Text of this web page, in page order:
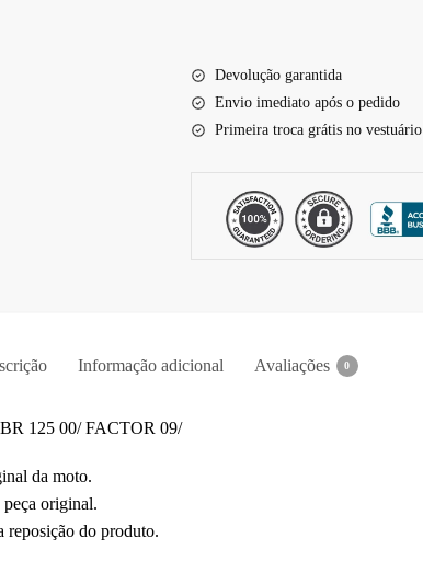
Devolução garantida
Envio imediato após o pedido
Primeira troca grátis no vestuário
Informação adicional Avaliações 0
125 00/ FACTOR 09/
da moto.
peça original.
reposição do produto.